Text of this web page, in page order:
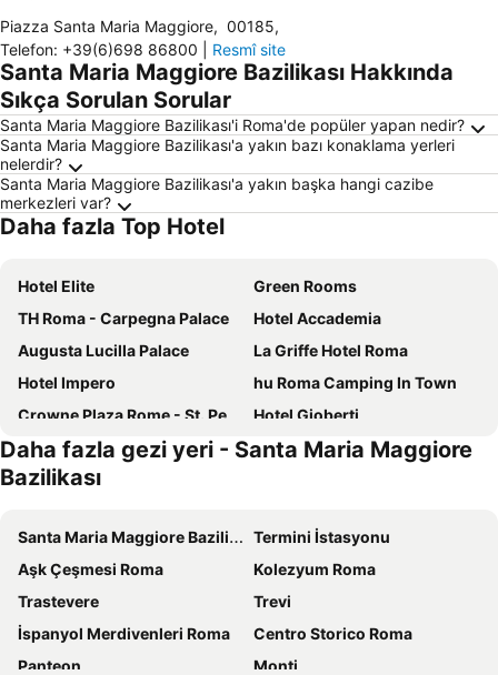
Piazza Santa Maria Maggiore, 00185,
Telefon: +39(6)698 86800 Resmî site
Santa Maria Maggiore Bazilikası Hakkında
Sıkça Sorulan Sorular
Santa Maria Maggiore Bazilikası'i Roma'de popüler yapan nedir?
Santa Maria Maggiore Bazilikası'a yakın bazı konaklama yerleri
nelerdir?
Santa Maria Maggiore Bazilikası'a yakın başka hangi cazibe
merkezleri var?
Daha fazla Top Hotel
Hotel Elite
Green Rooms
TH Roma - Carpegna Palace
Hotel Accademia
Augusta Lucilla Palace
La Griffe Hotel Roma
Hotel Impero
hu Roma Camping In Town
Crowne Plaza Rome - St. Peters By Ihg
Hotel Gioberti
Radisson Collection Hotel, Roma Antica
Aparthotel Colombo Roma
The Hive Hotel
Excel Roma Montemario
ibis Styles Roma Eur
Mercure Roma Cinecittà
Hotel Caravel
MEININGER Roma Termini
Hotel Roma Tor Vergata
Hotel San Giovanni Roma
Excellence Suite
Daha fazla gezi yeri - Santa Maria Maggiore
Bazilikası
Santa Maria Maggiore Bazilikası
Termini İstasyonu
Aşk Çeşmesi Roma
Kolezyum Roma
Trastevere
Trevi
İspanyol Merdivenleri Roma
Centro Storico Roma
Panteon
Monti